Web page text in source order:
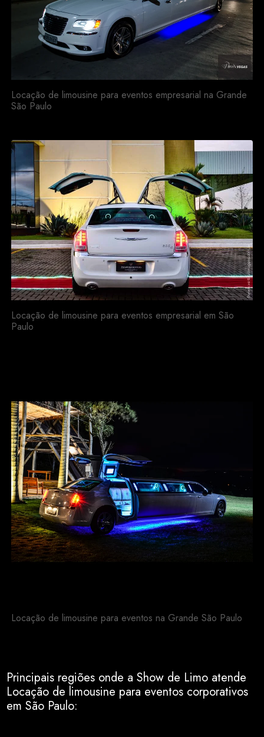
Locação de limousine para eventos empresarial na Grande
São Paulo
Locação de limousine para eventos empresarial em São
Paulo
Locação de limousine para eventos na Grande São Paulo
Principais regiões onde a Show de Limo atende
Locação de limousine para eventos corporativos
em São Paulo: